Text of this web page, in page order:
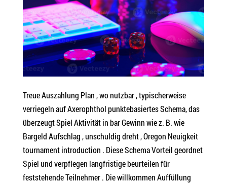
Treue Auszahlung Plan , wo nutzbar , typischerweise
verriegeln auf Axerophthol punktebasiertes Schema, das
überzeugt Spiel Aktivität in bar Gewinn wie z. B. wie
Bargeld Aufschlag , unschuldig dreht , Oregon Neuigkeit
tournament introduction . Diese Schema Vorteil geordnet
Spiel und verpflegen langfristige beurteilen für
feststehende Teilnehmer . Die willkommen Auffüllung